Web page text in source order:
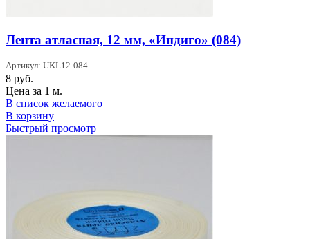
Лента атласная, 12 мм, «Индиго» (084)
Артикул: UKL12-084
8 руб.
Цена за 1 м.
В список желаемого
В корзину
Быстрый просмотр